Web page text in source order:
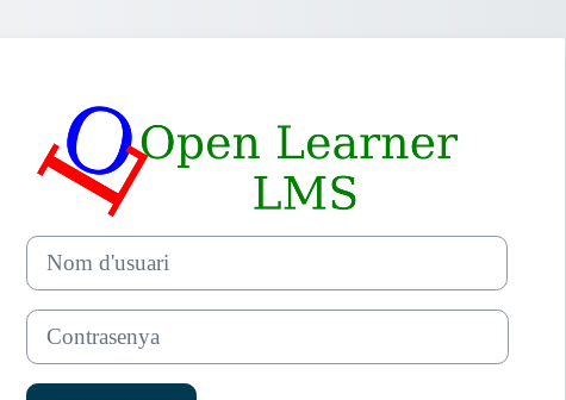
Inicia la sessió a
Salta-t'ho per crear un nou compte
Nom d'usuari
Contrasenya